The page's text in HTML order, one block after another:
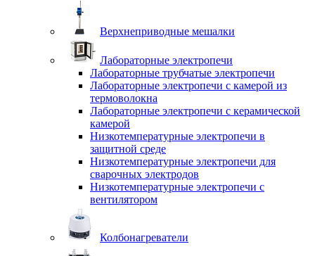
Верхнеприводные мешалки
Лабораторные электропечи
Лабораторные трубчатые электропечи
Лабораторные электропечи с камерой из
термоволокна
Лабораторные электропечи с керамической
камерой
Низкотемпературные электропечи в
защитной среде
Низкотемпературные электропечи для
cварочных электродов
Низкотемпературные электропечи с
вентилятором
Колбонагреватели